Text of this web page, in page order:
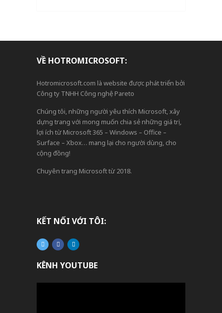
VỀ HOTROMICROSOFT:
Hotromicrosoft.com là website được phát triển bởi
Công ty TNHH Công nghệ Pareto
Chúng tôi, những người yêu thích Microsoft, xây
dựng trang với mong muốn chia sẻ những giá trị,
lợi ích từ Microsoft 365 – Windows – Office –
Surface – Xbox… mang lại cho người dùng, cho
cộng đồng!
Chuyên trang Microsoft từ 2018.
KẾT NỐI VỚI TÔI:
KÊNH YOUTUBE